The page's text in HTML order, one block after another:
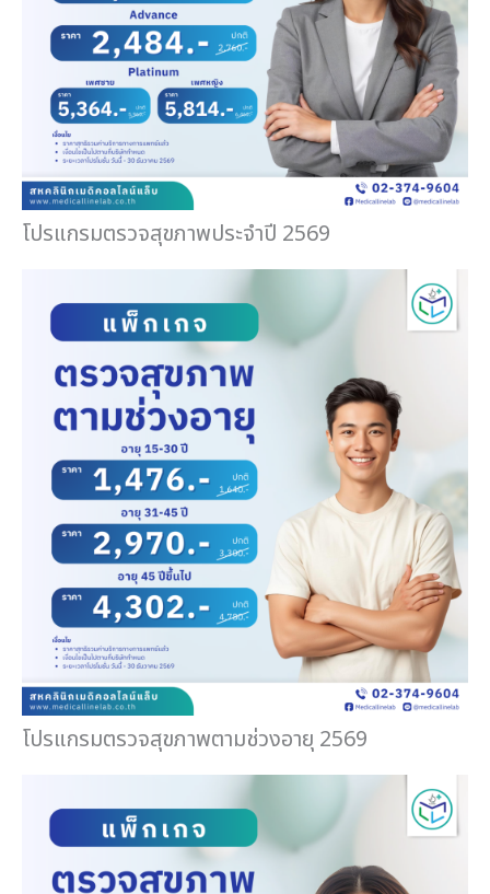
โปรแกรมตรวจสุขภาพประจำปี 2569
โปรแกรมตรวจสุขภาพตามช่วงอายุ 2569